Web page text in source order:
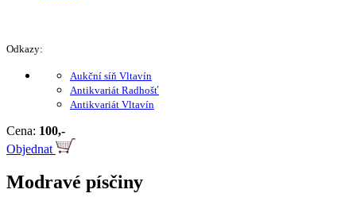
Odkazy:
Aukční síň Vltavín
Antikvariát Radhošť
Antikvariát Vltavín
Cena: 100,-
Objednat
Modravé písčiny